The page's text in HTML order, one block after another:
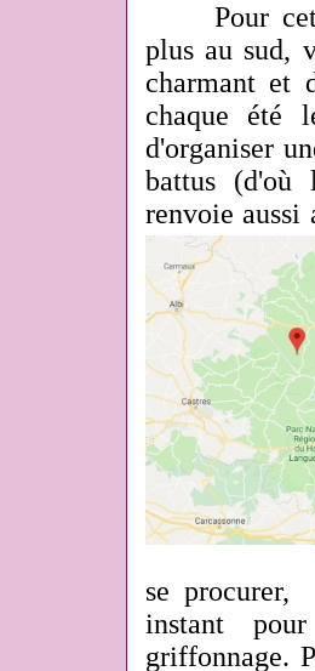
Pour cette
plus au sud,
charmant et
chaque été
d'organiser
battus
renvoie aussi
se procurer,
instant
griffonnage.